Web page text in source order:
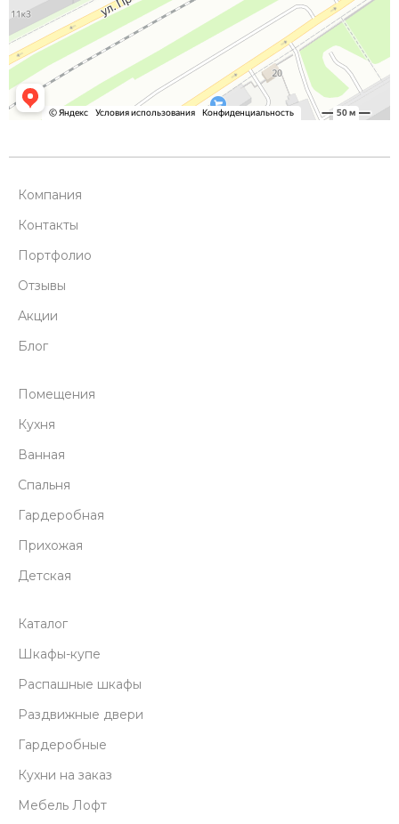
Компания
Контакты
Портфолио
Отзывы
Акции
Блог
Помещения
Кухня
Ванная
Спальня
Гардеробная
Прихожая
Детская
Каталог
Шкафы-купе
Распашные шкафы
Раздвижные двери
Гардеробные
Кухни на заказ
Мебель Лофт